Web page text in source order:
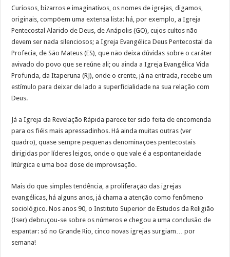
Curiosos, bizarros e imaginativos, os nomes de igrejas, digamos,
originais, compõem uma extensa lista: há, por exemplo, a Igreja
Pentecostal Alarido de Deus, de Anápolis (GO), cujos cultos não
devem ser nada silenciosos; a Igreja Evangélica Deus Pentecostal da
Profecia, de São Mateus (ES), que não deixa dúvidas sobre o caráter
avivado do povo que se reúne ali; ou ainda a Igreja Evangélica Vida
Profunda, da Itaperuna (RJ), onde o crente, já na entrada, recebe um
estímulo para deixar de lado a superficialidade na sua relação com
Deus.
Já a Igreja da Revelação Rápida parece ter sido feita de encomenda
para os fiéis mais apressadinhos. Há ainda muitas outras (ver
quadro), quase sempre pequenas denominações pentecostais
dirigidas por líderes leigos, onde o que vale é a espontaneidade
litúrgica e uma boa dose de improvisação.
Mais do que simples tendência, a proliferação das igrejas
evangélicas, há alguns anos, já chama a atenção como fenômeno
sociológico. Nos anos 90, o Instituto Superior de Estudos da Religião
(Iser) debruçou-se sobre os números e chegou a uma conclusão de
espantar: só no Grande Rio, cinco novas igrejas surgiam… por
semana!